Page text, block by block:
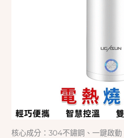
核心成分：304不鏽鋼、一鍵啟動